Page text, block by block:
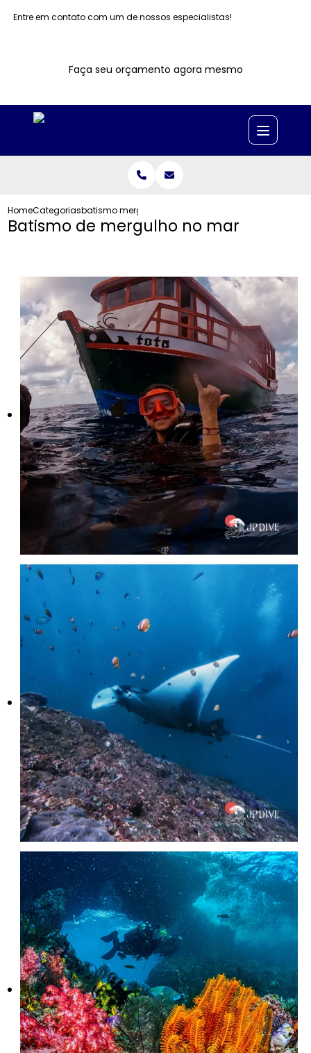
Entre em contato com um de nossos especialistas!
Faça seu orçamento agora mesmo
HomeCategoriasbatismo mergulho no mar
Batismo de mergulho no mar